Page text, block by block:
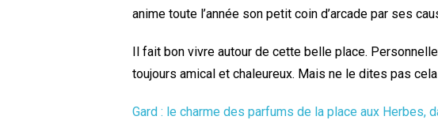
anime toute l’année son petit coin d’arcade par ses
Il fait bon vivre autour de cette belle place.
toujours amical et chaleureux. Mais ne le dites pas
Gard : le charme des parfums de la place aux Herbes,